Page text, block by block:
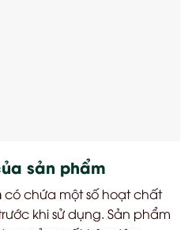
sản phẩm
có chứa một số hoạt chất
khi sử dụng. Sản phẩm